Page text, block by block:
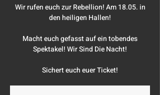
Wir rufen euch zur Rebellion! Am 18.05. in
den heiligen Hallen!
Macht euch gefasst auf ein tobendes
Spektakel! Wir Sind Die Nacht!
Sichert euch euer Ticket!